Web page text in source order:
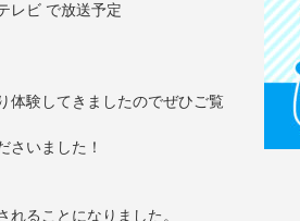
レビ で放送予定
体験してきましたのでぜひご覧
さいました！
ることになりました。